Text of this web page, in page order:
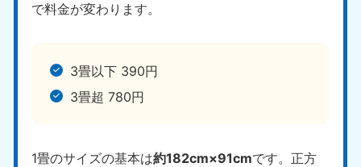
で料金が変わります。
3畳以下 390円
3畳超 780円
1畳のサイズの基本は約182cm×91cmです。正方